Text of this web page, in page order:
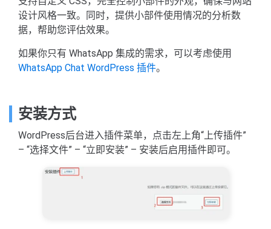
设计风格一致。同时，提供小部件使用情况的分析数
据，帮助您评估效果。
如果你只有 WhatsApp 集成的需求，可以考虑使用
WhatsApp Chat WordPress 插件。
安装方式
WordPress后台进入插件菜单，点击左上角“上传插件”
– “选择文件” – “立即安装” – 安装后启用插件即可。